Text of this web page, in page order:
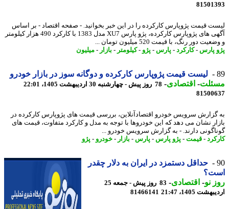
قیمت پژوپارس کارکرده را در این خبر بخوانید. - صفحه اقتصاد - بر اساس
آگهی های پژوپارس کارکرده، پژو پارس XU7 مدل 1383 با کارکرد 490 هزار کیلومتر
دور رنگ، با قیمت 520 میلیون تومان ...
پارس-کارکرد-پارس-پژو -کیلومتر-بازار - میلیون
لیست قیمت پژوپارس کارکرده و دوگانه سوز در بازار خودرو
-اقتصادی-78 روز پیش - چهارشنبه 30 اردیبهشت 1405، 22:01
سرویس خودرو اقتصادآنلاین، بررسی قیمت های پژوپارس کارکرده در
نشان می دهد که این خودروها با توجه به مدل و کارکرد متفاوت، قیمت های
دارند. - به گزارش سرویس خودرو ...
-قیمت-پژو پارس-پارس-بازار - خودرو-پژو
حداقل دستمزد در ایران به دلار چقدر
نو- اقتصادی-
83 روز پیش - جمعه 25
1405، 21:47
81466141